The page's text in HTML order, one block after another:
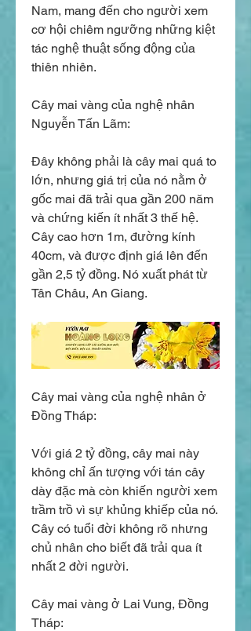
Nam, mang đến cho người xem
cơ hội chiêm ngưỡng những kiệt
tác nghệ thuật sống động của
thiên nhiên.
Cây mai vàng của nghệ nhân
Nguyễn Tấn Lãm:
Đây không phải là cây mai quá to
lớn, nhưng giá trị của nó nằm ở
gốc mai đã trải qua gần 200 năm
và chứng kiến ít nhất 3 thế hệ.
Cây cao hơn 1m, đường kính
40cm, và được định giá lên đến
gần 2,5 tỷ đồng. Nó xuất phát từ
Tân Châu, An Giang.
Cây mai vàng của nghệ nhân ở
Đồng Tháp:
Với giá 2 tỷ đồng, cây mai này
không chỉ ấn tượng với tán cây
dày đặc mà còn khiến người xem
trầm trồ vì sự khủng khiếp của nó.
Cây có tuổi đời không rõ nhưng
chủ nhân cho biết đã trải qua ít
nhất 2 đời người.
Cây mai vàng ở Lai Vung, Đồng
Tháp: